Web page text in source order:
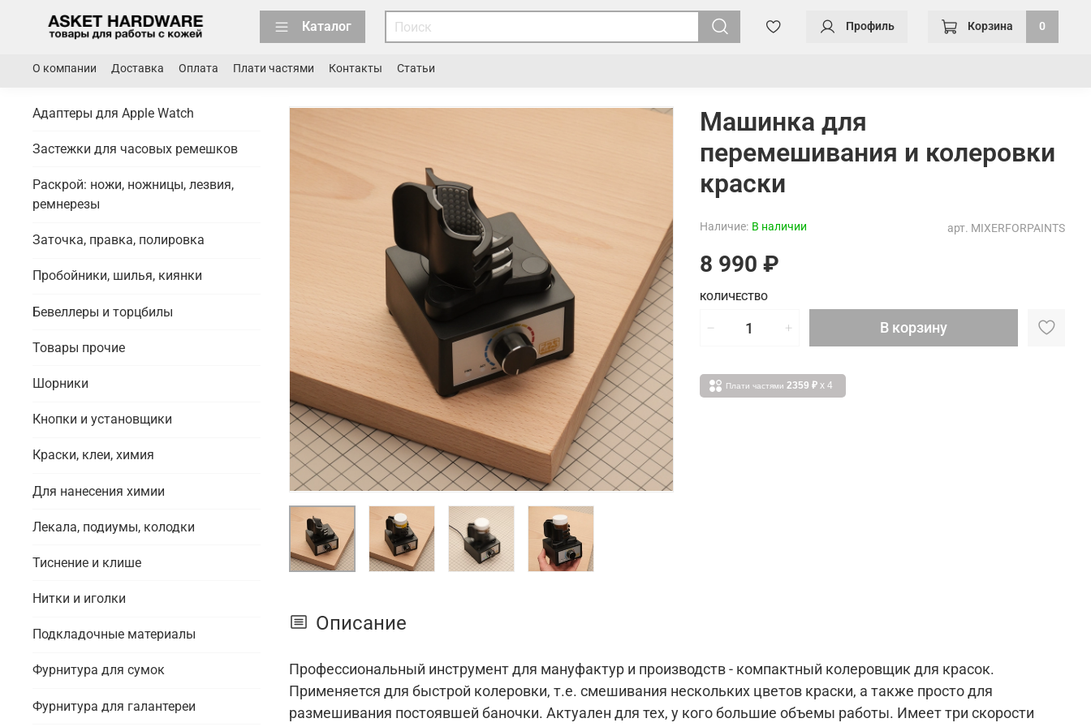
Каталог Профиль Корзина 0
О компании Доставка Оплата Плати частями Контакты Статьи
арт. MIXERFORPAINTS
Наличие: В наличии
Машинка для
перемешивания и колеровки
краски
8 990 ₽
КОЛИЧЕСТВО
В корзину
Плати частями 2359 ₽ x 4
Описание
Профессиональный инструмент для мануфактур и производств - компактный колеровщик для красок.
Применяется для быстрой колеровки, т.е. смешивания нескольких цветов краски, а также просто для
размешивания постоявшей баночки. Актуален для тех, у кого большие объемы работы. Имеет три скорости
Адаптеры для Apple Watch
Застежки для часовых ремешков
Раскрой: ножи, ножницы, лезвия,
ремнерезы
Заточка, правка, полировка
Пробойники, шилья, киянки
Бевеллеры и торцбилы
Товары прочие
Шорники
Кнопки и установщики
Краски, клеи, химия
Для нанесения химии
Лекала, подиумы, колодки
Тиснение и клише
Нитки и иголки
Подкладочные материалы
Фурнитура для сумок
Фурнитура для галантереи